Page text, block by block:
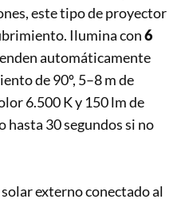
este tipo de proyector
Ilumina con6
automáticamente
de 90º, 5–8 m de
6.500 K y 150 lm de
30 segundos si no
externo conectado al